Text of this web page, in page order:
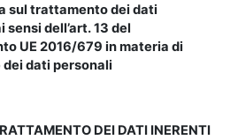
sul trattamento dei dati
sensi dell’art. 13 del
UE 2016/679 in materia di
dati personali
DEI DATI INERENTI